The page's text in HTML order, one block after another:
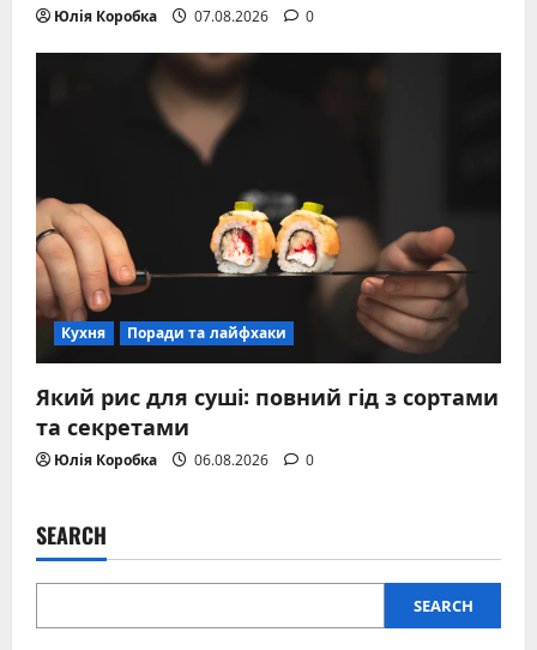
Юлія Коробка 07.08.2026 0
Кухня Поради та лайфхаки
Який рис для суші: повний гід з сортами
та секретами
Юлія Коробка 06.08.2026 0
SEARCH
SEARCH